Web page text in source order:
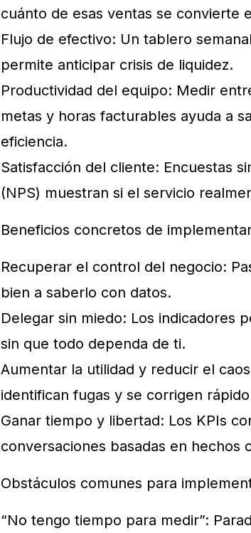
cuánto de esas ventas se convierte
Flujo de efectivo: Un tablero
permite anticipar crisis de liquidez.
Productividad del equipo: Medir
metas y horas facturables ayuda a
eficiencia.
Satisfacción del cliente: Encuestas
(NPS) muestran si el servicio
Beneficios concretos de
Recuperar el control del negocio:
bien a saberlo con datos.
Delegar sin miedo: Los indicadores
sin que todo dependa de ti.
Aumentar la utilidad y reducir el
identifican fugas y se corrigen
Ganar tiempo y libertad: Los KPIs
conversaciones basadas en hechos
Obstáculos comunes para
“No tengo tiempo para medir”: